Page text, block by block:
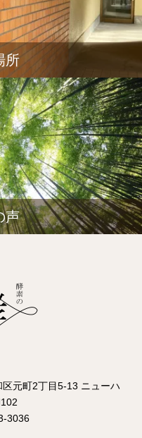
所
声
元町2丁目5-13 ニューハ
3036